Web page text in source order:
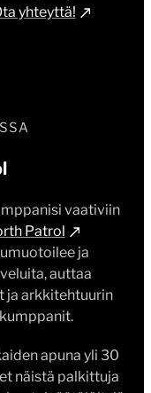
yhteyttä!
vaativiin
Patrol
ja
auttaa
ja arkkitehtuurin
apuna yli 30
näistä palkittuja